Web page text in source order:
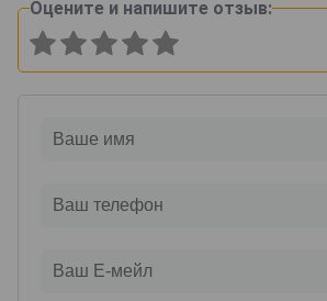
Оцените и напишите отзыв: